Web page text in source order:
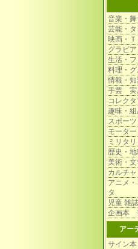
音楽・
芸能・タ
映画・Ｔ
グラビ
生活・
料理・グ
情報・
手芸 実
コレク
趣味・
スポーツ
モータ
ミリタ
歴史・
美術・
カルチャ
アニメ
タ
児童 雑
企画本
アー
サイン本